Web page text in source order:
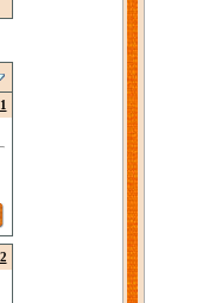
1
2